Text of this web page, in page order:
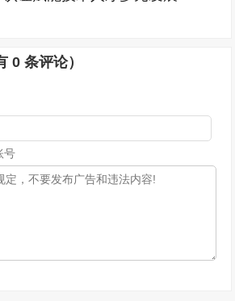
0 条评论）
号